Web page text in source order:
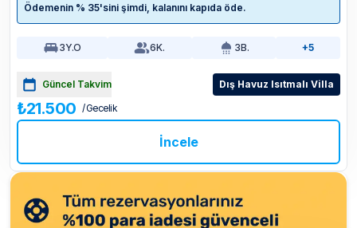
Ödemenin % 35'sini şimdi, kalanını kapıda öde.
3Y.O 6K. 3B. +5
Güncel Takvim Dış Havuz Isıtmalı Villa
₺21.500 / Gecelik
İncele